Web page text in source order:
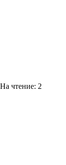
На чтение: 2